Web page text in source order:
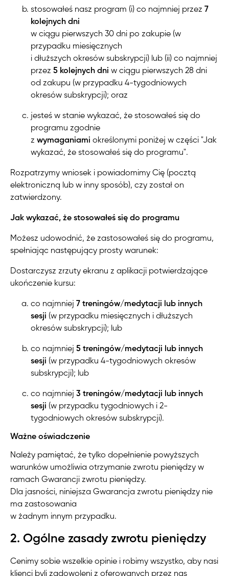
stosowałeś nasz program (i) co najmniej przez 7
kolejnych dni
w ciągu pierwszych 30 dni po zakupie (w
przypadku miesięcznych
i dłuższych okresów subskrypcji) lub (ii) co najmniej
przez 5 kolejnych dni w ciągu pierwszych 28 dni
od zakupu (w przypadku 4-tygodniowych
okresów subskrypcji); oraz
jesteś w stanie wykazać, że stosowałeś się do
programu zgodnie
z wymaganiami określonymi poniżej w części "Jak
wykazać, że stosowałeś się do programu".
Rozpatrzymy wniosek i powiadomimy Cię (pocztą
elektroniczną lub w inny sposób), czy został on
zatwierdzony.
Jak wykazać, że stosowałeś się do programu
Możesz udowodnić, że zastosowałeś się do programu,
spełniając następujący prosty warunek:
Dostarczysz zrzuty ekranu z aplikacji potwierdzające
ukończenie kursu:
co najmniej 7 treningów/medytacji lub innych
sesji (w przypadku miesięcznych i dłuższych
okresów subskrypcji); lub
co najmniej 5 treningów/medytacji lub innych
sesji (w przypadku 4-tygodniowych okresów
subskrypcji); lub
co najmniej 3 treningów/medytacji lub innych
sesji (w przypadku tygodniowych i 2-
tygodniowych okresów subskrypcji).
Ważne oświadczenie
Należy pamiętać, że tylko dopełnienie powyższych
warunków umożliwia otrzymanie zwrotu pieniędzy w
ramach Gwarancji zwrotu pieniędzy.
Dla jasności, niniejsza Gwarancja zwrotu pieniędzy nie
ma zastosowania
w żadnym innym przypadku.
2. Ogólne zasady zwrotu pieniędzy
Cenimy sobie wszelkie opinie i robimy wszystko, aby nasi
klienci byli zadowoleni z oferowanych przez nas